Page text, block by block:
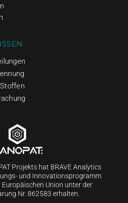
Projekts hat BRAVE Analytics
und Innovationsprogramm
Europäischen Union unter der
Nr. 862583 erhalten.